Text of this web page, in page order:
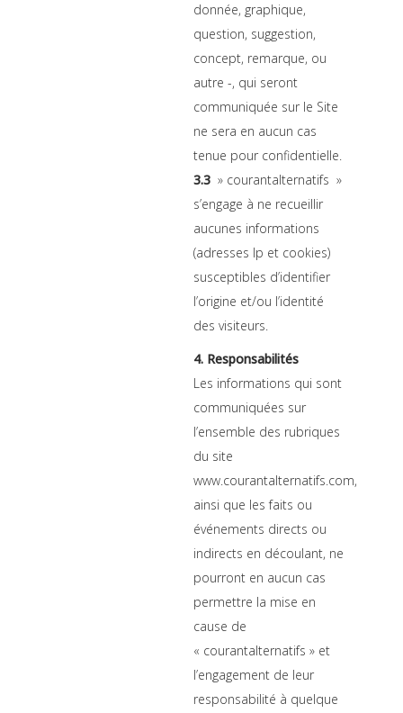
donnée, graphique,
question, suggestion,
concept, remarque, ou
autre -, qui seront
communiquée sur le Site
ne sera en aucun cas
tenue pour confidentielle.
3.3 » courantalternatifs »
s’engage à ne recueillir
aucunes informations
(adresses Ip et cookies)
susceptibles d’identifier
l’origine et/ou l’identité
des visiteurs.
4. Responsabilités
Les informations qui sont
communiquées sur
l’ensemble des rubriques
du site
www.courantalternatifs.com,
ainsi que les faits ou
événements directs ou
indirects en découlant, ne
pourront en aucun cas
permettre la mise en
cause de
« courantalternatifs » et
l’engagement de leur
responsabilité à quelque